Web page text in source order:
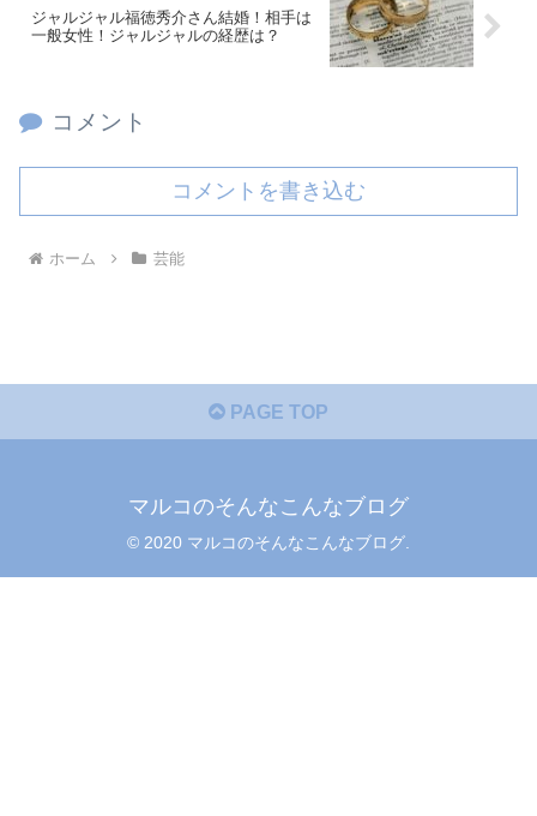
ジャルジャル福徳秀介さん結婚！相手は
一般女性！ジャルジャルの経歴は？
コメント
コメントを書き込む
ホーム 芸能
PAGE TOP
マルコのそんなこんなブログ
© 2020 マルコのそんなこんなブログ.